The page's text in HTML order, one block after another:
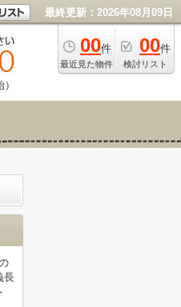
最終更新：2026年08月09日
00件
最近見た物件
00件
検討リスト
長